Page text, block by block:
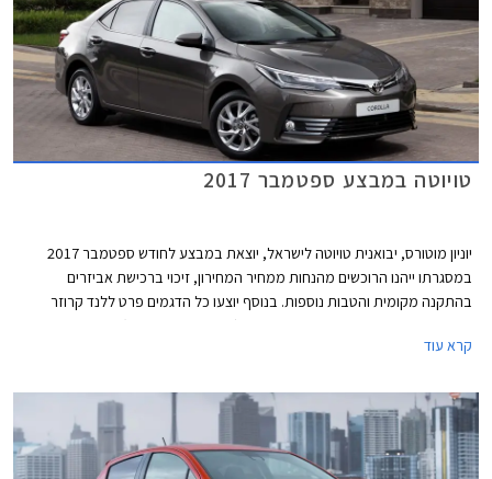
טויוטה במבצע ספטמבר 2017
יוניון מוטורס, יבואנית טויוטה לישראל, יוצאת במבצע לחודש ספטמבר 2017
במסגרתו ייהנו הרוכשים מהנחות ממחיר המחירון, זיכוי ברכישת אביזרים
בהתקנה מקומית והטבות נוספות. בנוסף יוצעו כל הדגמים פרט ללנד קרוזר
30.09.2017.
קרא עוד